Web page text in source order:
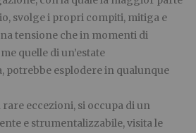
svolge i propri compiti, mitiga e
tensione che in momenti di
quelle di un’estate
potrebbe esplodere in qualunque
eccezioni, si occupa di un
e strumentalizzabile, visita le